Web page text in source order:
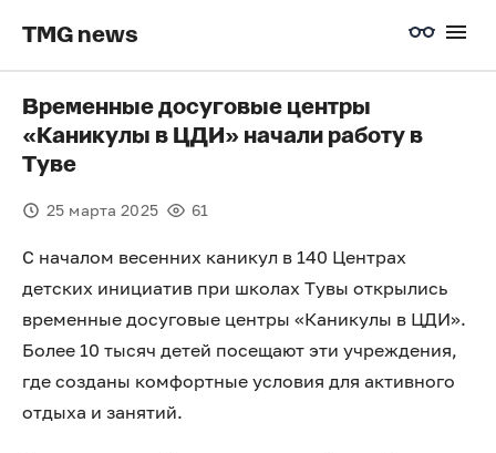
TMG news
Временные досуговые центры
«Каникулы в ЦДИ» начали работу в
Туве
25 марта 2025 61
С началом весенних каникул в 140 Центрах
детских инициатив при школах Тувы открылись
временные досуговые центры «Каникулы в ЦДИ».
Более 10 тысяч детей посещают эти учреждения,
где созданы комфортные условия для активного
отдыха и занятий.